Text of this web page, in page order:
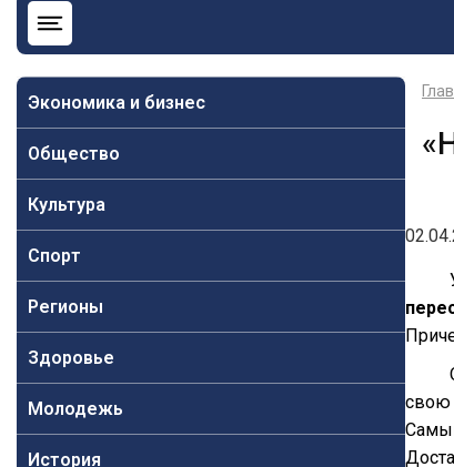
Экономика и бизнес
Общество
Культура
Спорт
Регионы
Здоровье
Молодежь
История
свою